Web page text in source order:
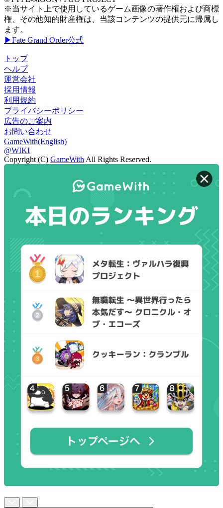
※当サイト上で使用しているゲーム画像の著作権および商標
権、その他知的財産権は、当該コンテンツの提供元に帰属し
ます。
▶Fate Grand Order公式
トップ
ヘルプ
運営会社
採用情報
利用規約
プライバシーポリシー
広告のご案内
お問い合わせ
GameWith(English)
@WIKI
Copyright (C) GameWith All Rights Reserved.